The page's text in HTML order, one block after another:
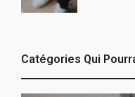
Catégories Qui